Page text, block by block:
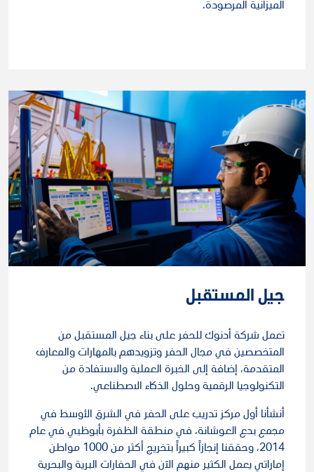
الميزانية المرصودة.
جيل المستقبل
تعمل شركة أدنوك للحفر على بناء جيل المستقبل من
المتخصصين في مجال الحفر وتزويدهم بالمهارات والمعارف
المتقدمة، إضافة إلى الخبرة العملية والاستفادة من
التكنولوجيا الرقمية وحلول الذكاء الاصطناعي.
أنشأنا أول مركز تدريب على الحفر في الشرق الأوسط في
مجمع بدع العوشانة، في منطقة الظفرة بأبوظبي في عام
2014، وحققنا إنجازاً كبيراً بتخريج أكثر من 1000 مواطن
إماراتي يعمل الكثير منهم الآن في الحفارات البرية والبحرية